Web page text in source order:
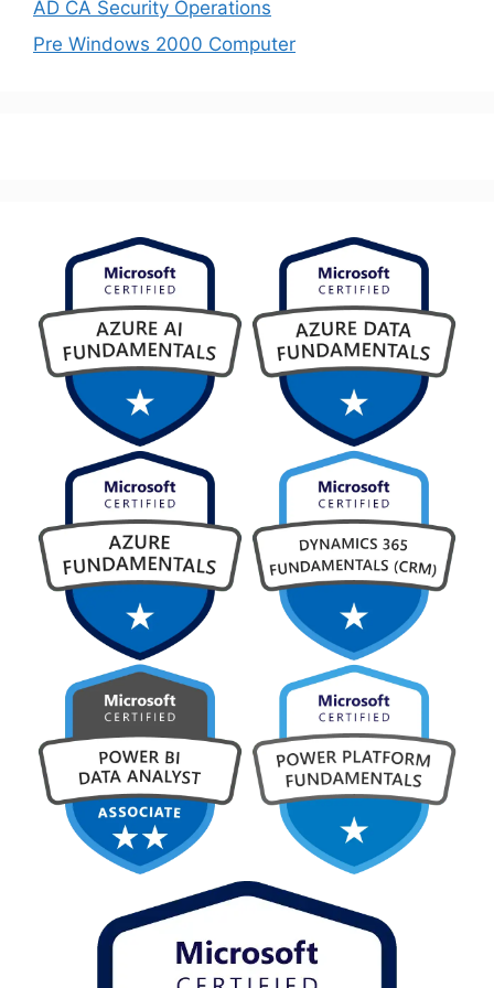
AD CA Security Operations
Pre Windows 2000 Computer